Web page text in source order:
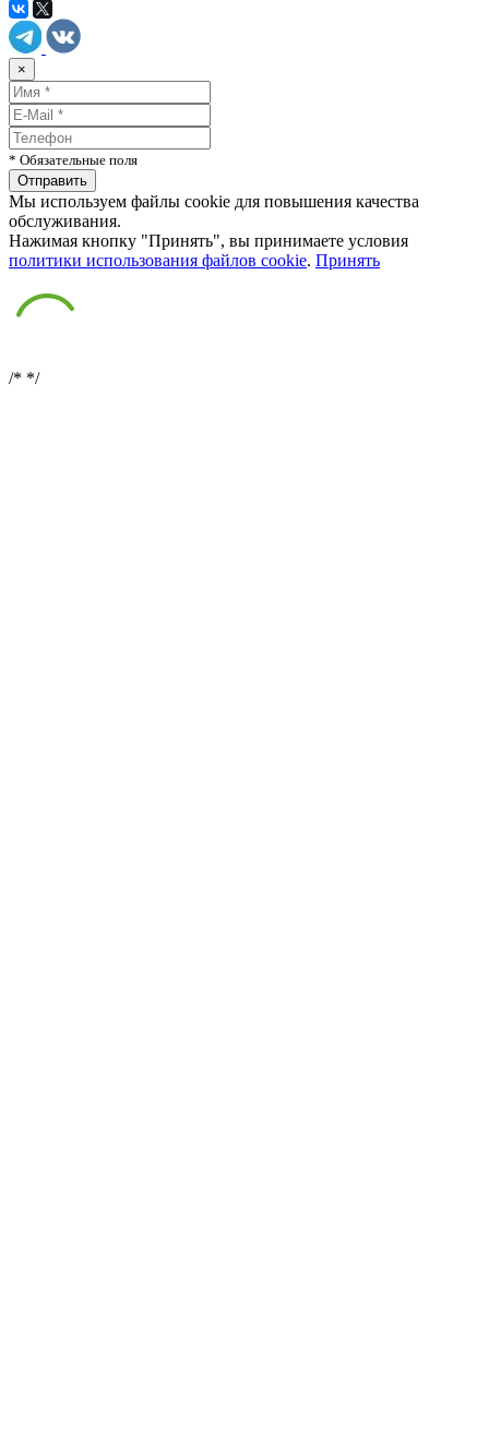
×
* Обязательные поля
Мы используем файлы cookie для повышения качества
обслуживания.
Нажимая кнопку "Принять", вы принимаете условия
политики использования файлов cookie. Принять
/* */